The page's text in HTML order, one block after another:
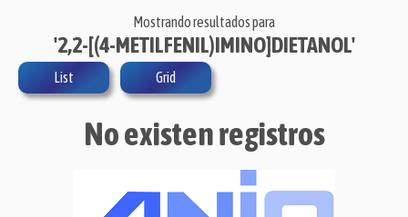
Mostrando resultados para
'2,2-[(4-METILFENIL)IMINO]DIETANOL'
List Grid
No existen registros